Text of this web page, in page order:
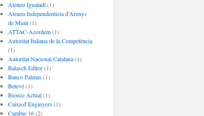
Ateneu Igualadí(1)
Ateneu Independentista d’Arenys
de Munt(1)
ATTAC-Acordem(1)
Autoritat Italiana de la Competència
(1)
Autoritat Nacional Catalana(1)
Balasch Editor(1)
Banco Palmas(1)
Betevé(1)
Bioeco Actual(1)
Caixa d’Enginyers(1)
Cambio 16(2)